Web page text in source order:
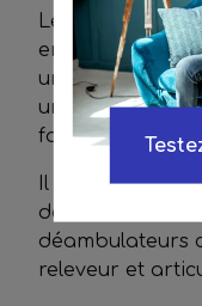
Le
en intérieur. Sa
une prise en
une meilleure
facile à manier.
Il existe trois
déambulateurs
déambulateurs
releveur et